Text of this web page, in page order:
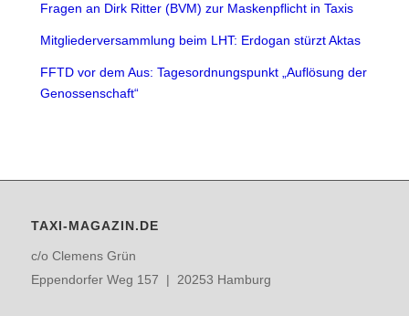
Fragen an Dirk Ritter (BVM) zur Maskenpflicht in Taxis
Mitgliederversammlung beim LHT: Erdogan stürzt Aktas
FFTD vor dem Aus: Tagesordnungspunkt „Auflösung der
Genossenschaft“
TAXI-MAGAZIN.DE
c/o Clemens Grün
Eppendorfer Weg 157 | 20253 Hamburg